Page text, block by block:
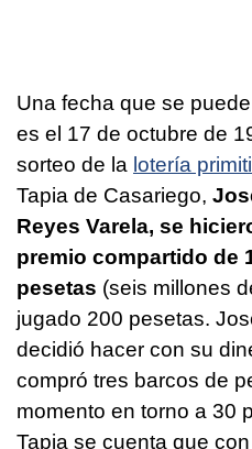
Una fecha que se
es el 17 de octubre de
sorteo de la lotería
Tapia de Casariego,
Reyes Varela, se
premio compartido de
pesetas (seis millones
jugado 200 pesetas.
decidió hacer con su
compró tres barcos de
momento en torno a 30
Tapia se cuenta que